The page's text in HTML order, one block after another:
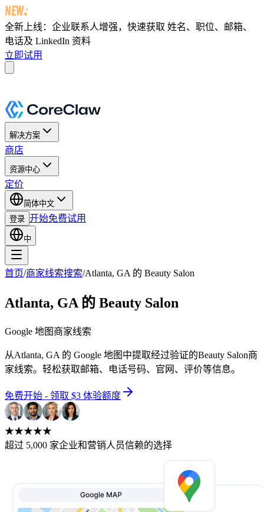
全新上线：企业联系人增强，快速获取 姓名、职位、邮箱、
电话及 LinkedIn 资料
立即试用
解决方案
商店
资源中心
定价
简体中文
登录 开始免费试用
中
首页/商家线索搜索/Atlanta, GA 的 Beauty Salon
Atlanta, GA 的 Beauty Salon
Google 地图商家线索
从Atlanta, GA 的 Google 地图中提取经过验证的Beauty Salon商
家线索。轻松获取邮箱、电话号码、官网、评价等信息。
免费开始 - 领取 $3 体验额度
★★★★★
超过 5,000 家企业和营销人员信赖的选择